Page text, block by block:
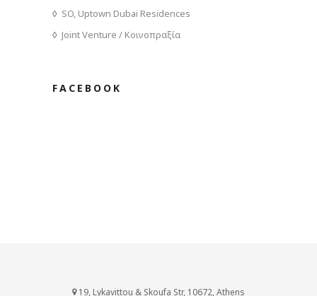
SO, Uptown Dubai Residences
Joint Venture / Κοινοπραξία
FACEBOOK
19, Lykavittou & Skoufa Str, 10672, Athens